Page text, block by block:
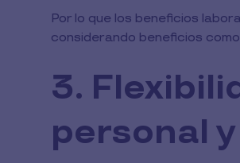
Por lo que los beneficios
considerando beneficios
3.
personal